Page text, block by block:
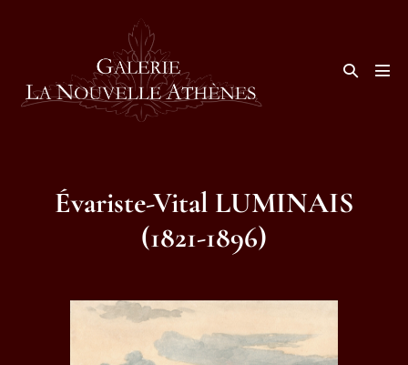
Basculer
Évariste-Vital LUMINAIS
(1821-1896)